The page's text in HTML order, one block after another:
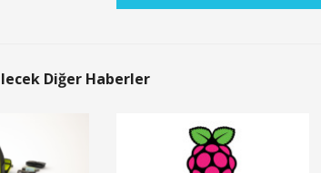
Diğer Haberler